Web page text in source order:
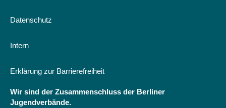
Datenschutz
Intern
Erklärung zur Barrierefreiheit
Wir sind der Zusammenschluss der Berliner
Jugendverbände.